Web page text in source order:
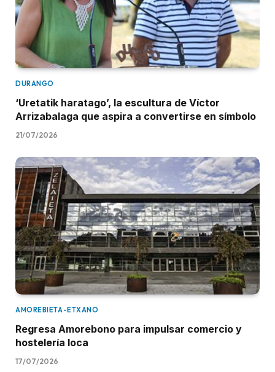
DURANGO
‘Uretatik haratago’, la escultura de Víctor
Arrizabalaga que aspira a convertirse en símbolo
21/07/2026
AMOREBIETA-ETXANO
Regresa Amorebono para impulsar comercio y
hostelería loca
17/07/2026